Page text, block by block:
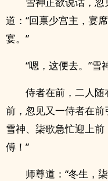
道：“回禀少宫主，宴
宴。”
“嗯，这便去。”雪
侍者在前，二人
前，忽见又一侍者在前
雪神、柒歌急忙迎上
傅！”
师尊道：“冬生，